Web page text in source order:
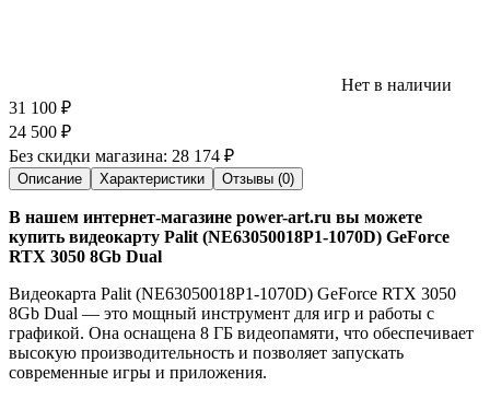
Нет в наличии
31 100 ₽
24 500 ₽
Без скидки магазина: 28 174 ₽
Описание Характеристики Отзывы (0)
В нашем интернет-магазине power-art.ru вы можете
купить видеокарту Palit (NE63050018P1-1070D) GeForce
RTX 3050 8Gb Dual
Видеокарта Palit (NE63050018P1-1070D) GeForce RTX 3050
8Gb Dual — это мощный инструмент для игр и работы с
графикой. Она оснащена 8 ГБ видеопамяти, что обеспечивает
высокую производительность и позволяет запускать
современные игры и приложения.